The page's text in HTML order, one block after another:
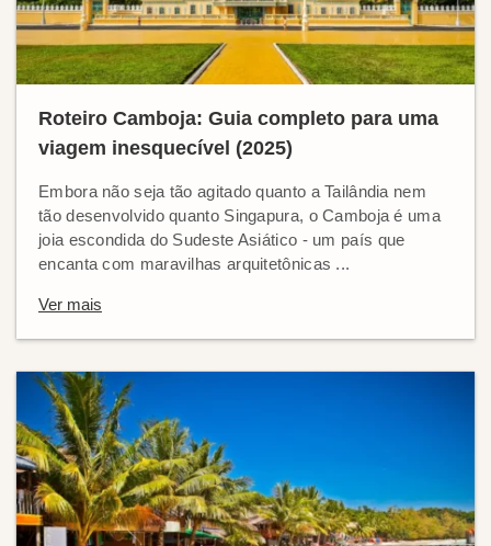
Roteiro Camboja: Guia completo para uma
viagem inesquecível (2025)
Embora não seja tão agitado quanto a Tailândia nem
tão desenvolvido quanto Singapura, o Camboja é uma
joia escondida do Sudeste Asiático - um país que
encanta com maravilhas arquitetônicas ...
Ver mais